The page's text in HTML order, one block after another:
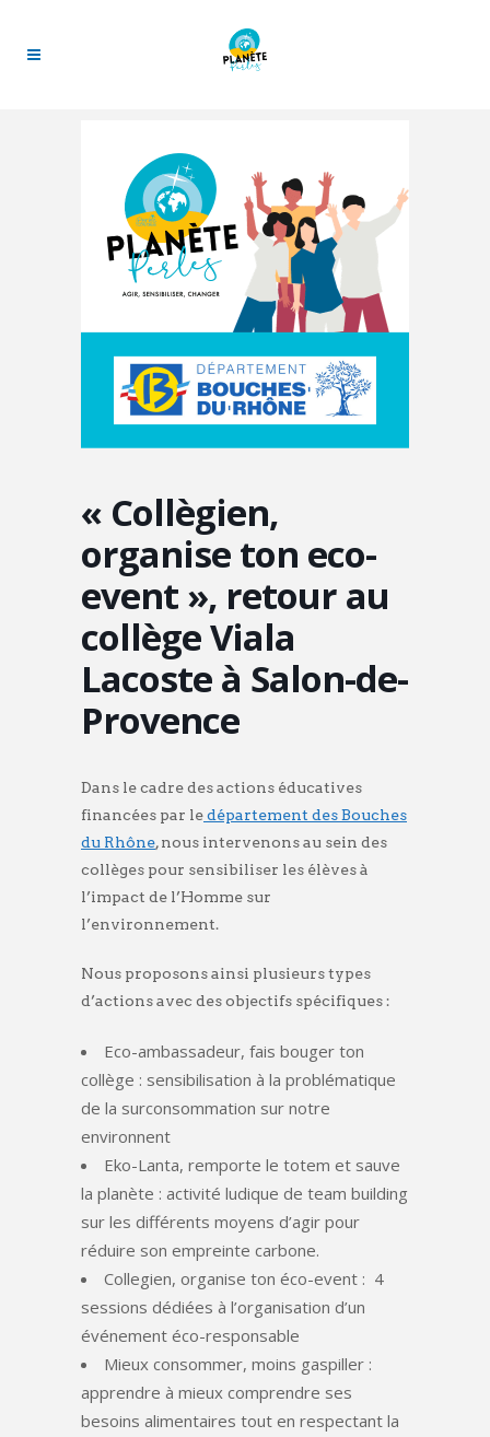
« Collègien,
organise ton eco-
event », retour au
collège Viala
Lacoste à Salon-de-
Provence
Dans le cadre des actions éducatives
financées par ledépartement des Bouches
du Rhône, nous intervenons au sein des
collèges pour sensibiliser les élèves à
l’impact de l’Homme sur
l’environnement.
Nous proposons ainsi plusieurs types
d’actions avec des objectifs spécifiques :
Eco-ambassadeur, fais bouger ton
collège : sensibilisation à la problématique
de la surconsommation sur notre
environnent
Eko-Lanta, remporte le totem et sauve
la planète : activité ludique de team building
sur les différents moyens d’agir pour
réduire son empreinte carbone.
Collegien, organise ton éco-event : 4
sessions dédiées à l’organisation d’un
événement éco-responsable
Mieux consommer, moins gaspiller :
apprendre à mieux comprendre ses
besoins alimentaires tout en respectant la